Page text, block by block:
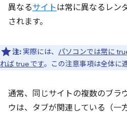
異なるサイトは常に異なるレン
されます。
注: 実際には、 パソコンでは常に
れば true です。この注意事項は全体に
通常、同じサイトの複数のブラ
ウは、タブが関連している（一